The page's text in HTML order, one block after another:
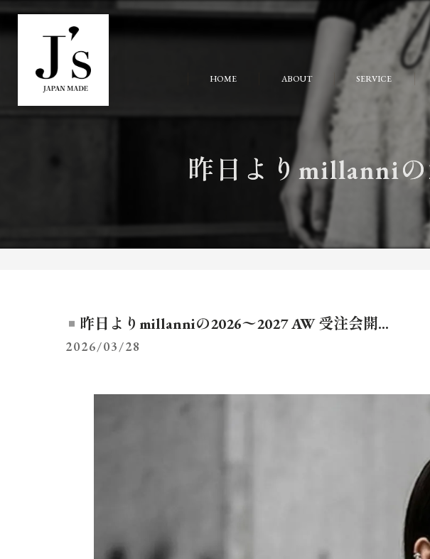
HOME ABOUT SERVICE
昨日よりmillanni
昨日よりmillanniの2026〜2027 AW 受注会開...
2026/03/28